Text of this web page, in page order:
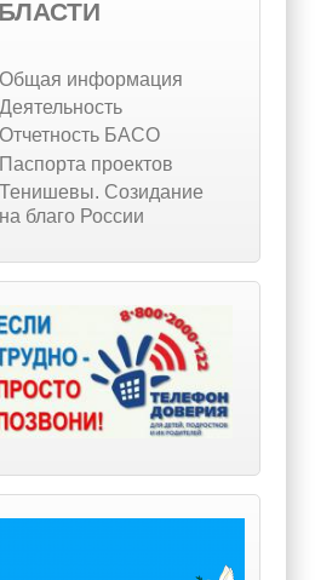
Общая информация
Деятельность
Отчетность БАСО
Паспорта проектов
Тенишевы. Созидание
на благо России